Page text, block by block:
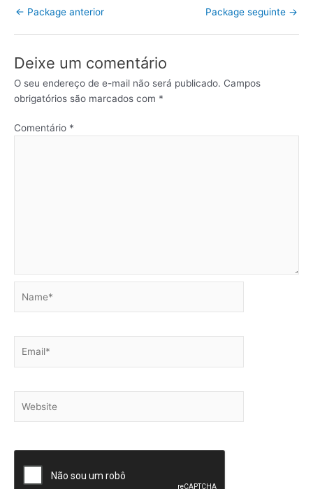
← Package anterior Package seguinte →
Deixe um comentário
O seu endereço de e-mail não será publicado. Campos
obrigatórios são marcados com *
Comentário *